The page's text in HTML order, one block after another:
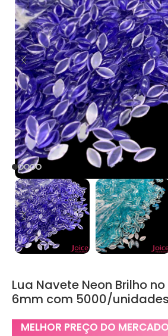
Lua Navete Neon Brilho
6mm com 5000/unidades
MELHOR PREÇO DO MERCADO